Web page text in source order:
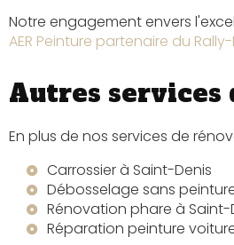
Notre engagement envers
AER Peinture partenaire du
Autres services
En plus de nos services de
Carrossier à Saint-Denis
Débosselage sans
Rénovation phare à Saint-
Réparation peinture